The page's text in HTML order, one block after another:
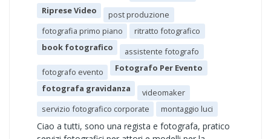
Riprese Video
post produzione
fotografia primo piano
ritratto fotografico
book fotografico
assistente fotografo
fotografo evento
Fotografo Per Evento
fotografa gravidanza
videomaker
servizio fotografico corporate
montaggio luci
Ciao a tutti, sono una regista e fotografa, pratico